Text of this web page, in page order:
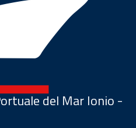
del Mar Ionio -